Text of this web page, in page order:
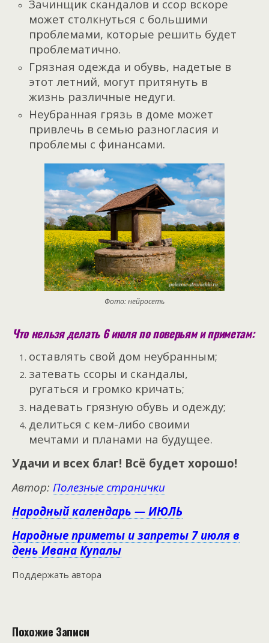
Зачинщик скандалов и ссор вскоре
может столкнуться с большими
проблемами, которые решить будет
проблематично.
Грязная одежда и обувь, надетые в
этот летний, могут притянуть в
жизнь различные недуги.
Неубранная грязь в доме может
привлечь в семью разногласия и
проблемы с финансами.
Фото: нейросеть
Что нельзя делать 6 июля по поверьям и приметам:
оставлять свой дом неубранным;
затевать ссоры и скандалы,
ругаться и громко кричать;
надевать грязную обувь и одежду;
делиться с кем-либо своими
мечтами и планами на будущее.
Удачи и всех благ! Всё будет хорошо!
Автор: Полезные странички
Народный календарь — ИЮЛЬ
Народные приметы и запреты 7 июля в
день Ивана Купалы
Поддержать автора
Похожие Записи